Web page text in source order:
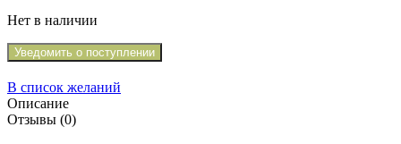
Нет в наличии
Уведомить о поступлении
В список желаний
Описание
Отзывы (0)